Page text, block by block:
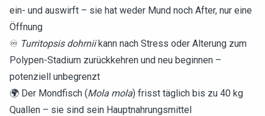
ein- und auswirft – sie hat weder Mund noch After, nur eine
Öffnung
♾️ Turritopsis dohrniikann nach Stress oder Alterung zum
Polypen-Stadium zurückkehren und neu beginnen –
potenziell unbegrenzt
🌍 Der Mondfisch (Mola mola) frisst täglich bis zu 40 kg
Quallen – sie sind sein Hauptnahrungsmittel